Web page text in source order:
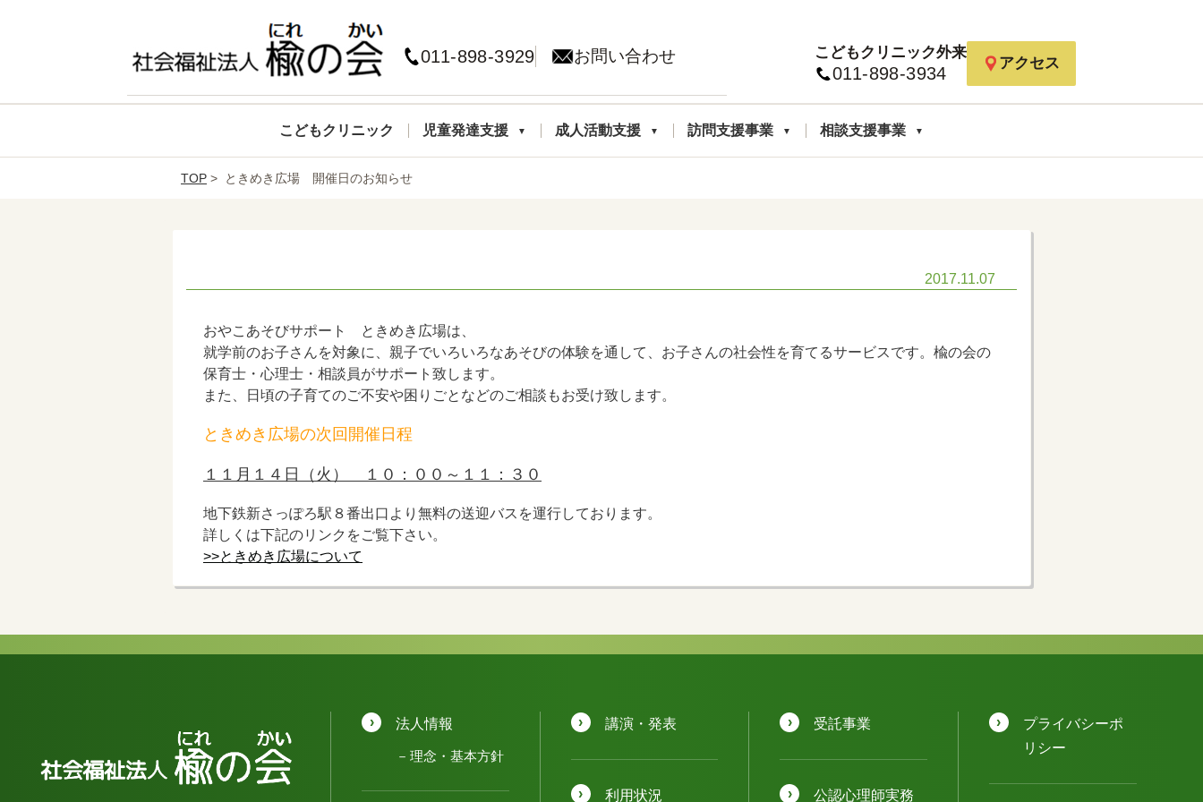
011-898-3929 お問い合わせ こどもクリニック外来
011-898-3934
アクセス
こどもクリニック 児童発達支援 成人活動支援 訪問支援事業 相談支援事業
TOP > ときめき広場 開催日のお知らせ
2017.11.07
おやこあそびサポート ときめき広場は、
就学前のお子さんを対象に、親子でいろいろなあそびの体験を通して、お子さんの社会性を育てるサービスです。楡の会の
保育士・心理士・相談員がサポート致します。
また、日頃の子育てのご不安や困りごとなどのご相談もお受け致します。
ときめき広場の次回開催日程
１１月１４日（火） １０：００～１１：３０
地下鉄新さっぽろ駅８番出口より無料の送迎バスを運行しております。
詳しくは下記のリンクをご覧下さい。
>>ときめき広場について
法人情報
理念・基本方針
講演・発表
利用状況
受託事業
公認⼼理師実務
プライバシーポ
リシー